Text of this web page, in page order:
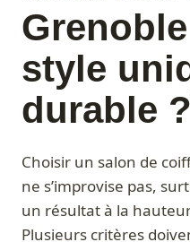
style
durable ?
Choisir un salon de
ne s’improvise pas,
un résultat à la
Plusieurs critères